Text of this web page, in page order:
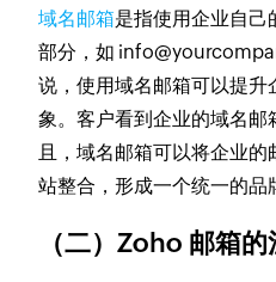
域名邮箱是指使用企业自己
部分，如
说，使用域名邮箱可以提升
象。客户看到企业的域名
且，域名邮箱可以将企业
站整合，形成一个统一的品
（二）Zoho 邮箱